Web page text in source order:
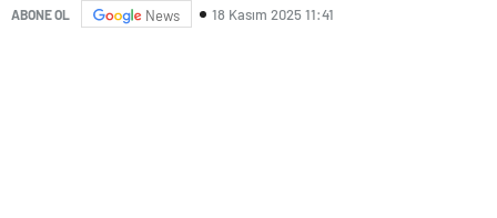
ABONE OL News 18 Kasım 2025 11:41